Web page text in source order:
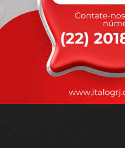
rapidez
que você precisa,
com a qualidade que você
Nossos motoristas são
durante o transporte, com